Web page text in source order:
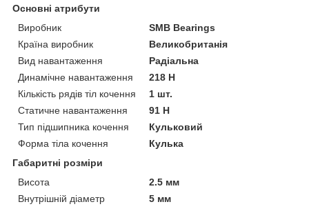
Основні атрибути
Виробник
SMB Bearings
Країна виробник
Великобританія
Вид навантаження
Радіальна
Динамічне навантаження
218 Н
Кількість рядів тіл кочення
1 шт.
Статичне навантаження
91 Н
Тип підшипника кочення
Кульковий
Форма тіла кочення
Кулька
Габаритні розміри
Висота
2.5 мм
Внутрішній діаметр
5 мм